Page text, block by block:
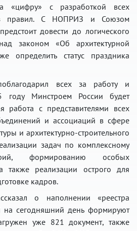
«цифру» с разработкой всех
правил. С НОПРИЗ и Союзом
довести до логического
законом «Об архитектурной
определить статус праздника
всех за работу и
году Минстроем России будет
работа с представителями всех
и ассоциаций в сфере
и архитектурно-строительного
задач по комплексному
формированию особых
также реализации острого для
кадров.
о наполнении «реестра
на сегодняшний день формируют
уже 821 документ, также